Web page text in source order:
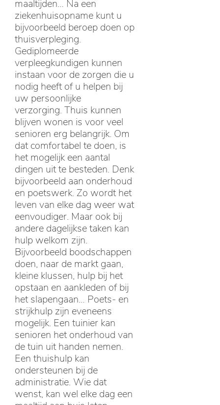
maaltijden… Na een
ziekenhuisopname kunt u
bijvoorbeeld beroep doen op
thuisverpleging.
Gediplomeerde
verpleegkundigen kunnen
instaan voor de zorgen die u
nodig heeft of u helpen bij
uw persoonlijke
verzorging. Thuis kunnen
blijven wonen is voor veel
senioren erg belangrijk. Om
dat comfortabel te doen, is
het mogelijk een aantal
dingen uit te besteden. Denk
bijvoorbeeld aan onderhoud
en poetswerk. Zo wordt het
leven van elke dag weer wat
eenvoudiger. Maar ook bij
andere dagelijkse taken kan
hulp welkom zijn.
Bijvoorbeeld boodschappen
doen, naar de markt gaan,
kleine klussen, hulp bij het
opstaan en aankleden of bij
het slapengaan… Poets- en
strijkhulp zijn eveneens
mogelijk. Een tuinier kan
senioren het onderhoud van
de tuin uit handen nemen.
Een thuishulp kan
ondersteunen bij de
administratie. Wie dat
wenst, kan wel elke dag een